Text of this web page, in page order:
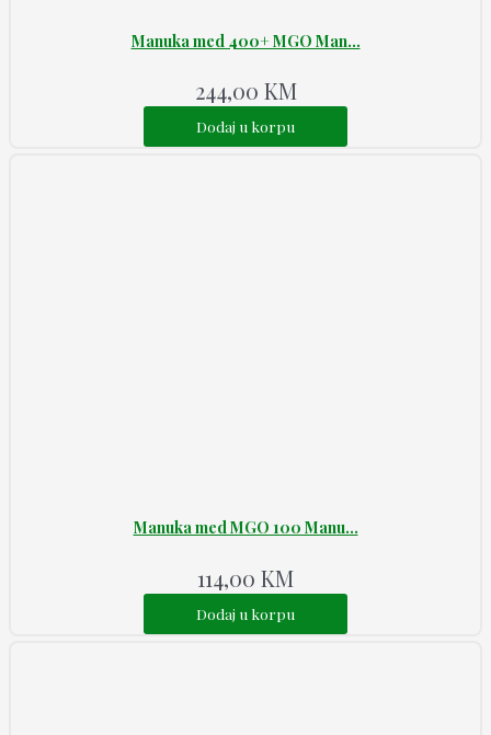
Manuka med 400+ MGO Man...
244,00 KM
Dodaj u korpu
Manuka med MGO 100 Manu...
114,00 KM
Dodaj u korpu